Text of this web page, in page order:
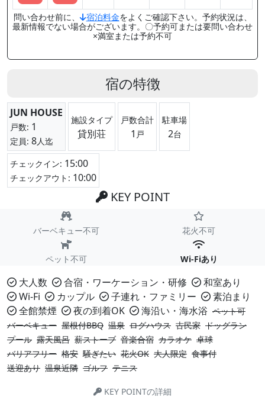
問い合わせ前に、 宿泊料金をよくご確認下さい。予約状況は、
最新情報でない場合がございます。〇予約可または要問い合わせ
×満室または予約不可
宿の特徴
JUN HOUSE
戸数: 1
定員: 8人迄
施設タイプ
貸別荘
戸数合計
1 戸
駐車場
2台
チェックイン: 15:00
チェックアウト: 10:00
KEY POINT
バーベキュー不可 花火不可
ペット不可 Wi-Fiあり
大人数 合宿・ワーケーション・研修
和室あり
Wi-Fi
カップル 子連れ・ファミリー
素泊まり
全館禁煙
夜の到着OK 海沿い・海水浴 ペット可
バーベキュー 屋根付BBQ 温泉 ログハウス 古民家 ドッグラン
プール 露天風呂 薪ストーブ 音楽合宿 カラオケ 卓球
バリアフリー 格安 騒ぎたい 花火OK 大人限定 食事付
送迎あり 温泉近隣 ゴルフ テニス
KEY POINTの詳細